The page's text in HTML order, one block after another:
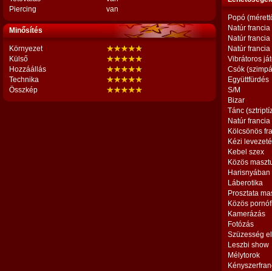
Piercing
van
Minősítés
Környezet
Külső
Hozzáállás
Technika
Összkép
Popó
Natúr francia
Natúr
Natúr
Vibrátoros
Csók
Együttfürdés
S/M
Bizar
Tánc
Natúr
Kölcsönös
Kézi
Kebel szex
Közös
Harisnyában
Láberotika
Prosztata
Közös
Kamerázás
Fotózás
Szüzesség
Leszbi show
Mélytorok